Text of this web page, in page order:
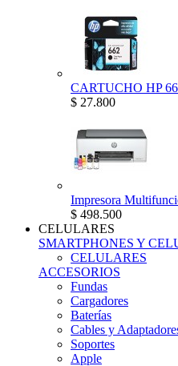
CARTUCHO HP
$ 27.800
Impresora
$ 498.500
CELULARES
SMARTPHONES Y
CELULARES
ACCESORIOS
Fundas
Cargadores
Baterías
Cables y
Soportes
Apple